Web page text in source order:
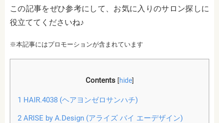
この記事をぜひ参考にして、お気に入りのサロン探しに
役立ててくださいね♪
※本記事にはプロモーションが含まれています
Contents [hide]
1 HAIR.4038 (ヘアヨンゼロサンハチ)
2ARISE by A.Design (アライズ バイ エーデザイン)